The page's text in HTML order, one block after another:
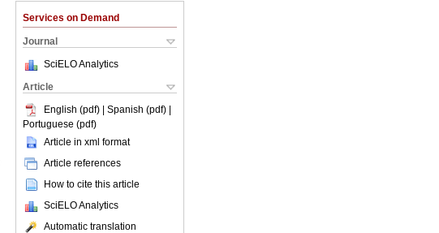
Services on Demand
Journal
SciELO Analytics
Article
English (pdf) | Spanish (pdf) |
Portuguese (pdf)
Article in xml format
Article references
How to cite this article
SciELO Analytics
Automatic translation